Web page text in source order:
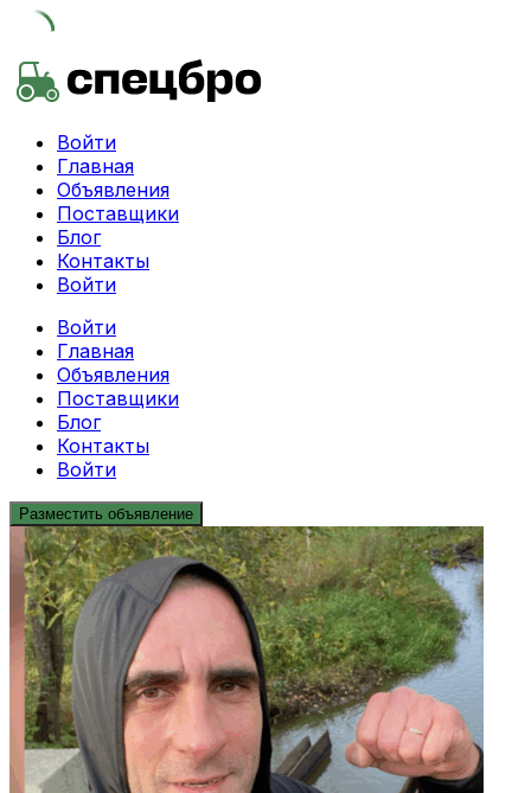
Skip
to
Войти
Главная
Объявления
Поставщики
Блог
Контакты
Войти
Войти
Главная
Объявления
Поставщики
Блог
Контакты
Войти
Разместить объявление